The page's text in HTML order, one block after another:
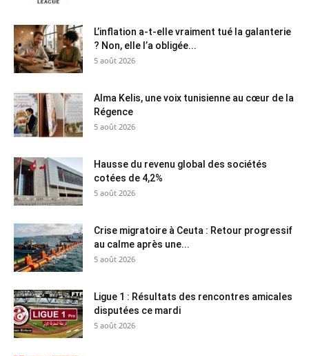
L’inflation a-t-elle vraiment tué la galanterie
? Non, elle l’a obligée...
5 août 2026
Alma Kelis, une voix tunisienne au cœur de la
Régence
5 août 2026
Hausse du revenu global des sociétés
cotées de 4,2%
5 août 2026
Crise migratoire à Ceuta : Retour progressif
au calme après une...
5 août 2026
Ligue 1 : Résultats des rencontres amicales
disputées ce mardi
5 août 2026